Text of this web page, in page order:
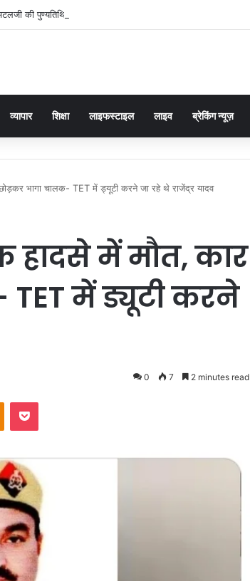
की पुण्यतिथिः ब्रजेश पाठक
व्यापार शिक्षा लाइफस्टाइल लाइव ब्रेकिंग न्यूज़
भागा चालक- TET में ड्यूटी करने जा रहे थे राजेंद्र यादव
में मौत, कार
में ड्यूटी करने
0 7 2 minutes read